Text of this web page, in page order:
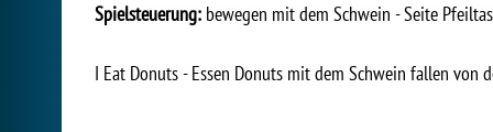
Spielsteuerung: bewegen mit dem Schwein - Seite
I Eat Donuts - Essen Donuts mit dem Schwein fallen von